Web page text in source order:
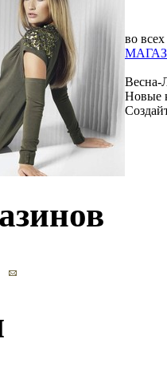
во всех
Весна-
Новые